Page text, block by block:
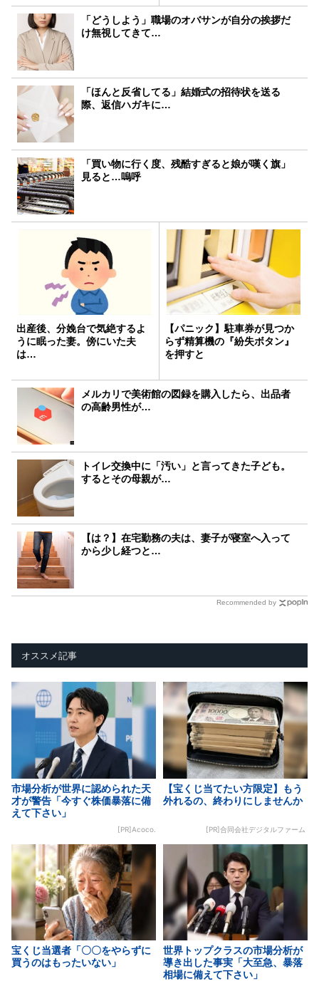
「どうしよう」職場のオバサンが自分の挨拶だ
け無視してきて…
「ほんと反省してる」結婚式の招待状を送る
際、返信ハガキに…
「買い物に行く度、残酷すぎると娘が嘆く旗」
見ると…嗚呼
出産後、分娩台で気絶するよ
うに眠った妻。傍にいた夫
は…
【パニック】駐車券が見つか
らず精算機の『紛失ボタン』
を押すと
メルカリで美術館の図録を購入したら、出品者
の高齢男性が…
トイレ交換中に「汚い」と言ってきた子ども。
するとその母親が…
【は？】在宅勤務の夫は、妻子が寝室へ入って
から少し経つと…
Recommended by
オススメ記事
市場分析が世界に認められた天
才が警告「今すぐ株価暴落に備
えて下さい」
[PR]Acoco.
【宝くじ当てたい方限定】もう
外れるの、終わりにしませんか
[PR]合同会社デジタルファーム
宝くじ当選者「〇〇をやらずに
買うのはもったいない」
世界トップクラスの市場分析が
導き出した事実「大至急、暴落
相場に備えて下さい」